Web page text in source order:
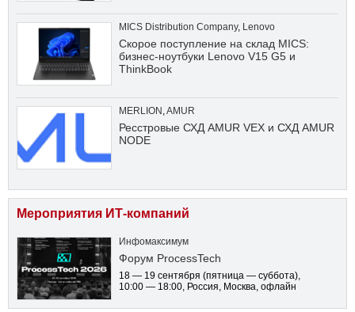
MICS Distribution Company, Lenovo
Скорое поступление на склад MICS:
бизнес-ноутбуки Lenovo V15 G5 и
ThinkBook
MERLION AMUR
Ресстровые СХД AMUR VEX и СХД AMUR
NODE
Мероприятия ИТ-компаний
Инфомаксимум
Форум ProcessTech
18 — 19 сентября (пятница — суббота)
10:00 — 18:00 , Россия, Москва, офлайн